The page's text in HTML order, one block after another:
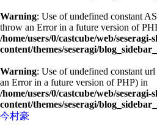
Warning: Use of undefined constant
throw an Error in a future version of
/home/users/0/castcube/web/
content/themes/seseragi/
Warning: Use of undefined constant
an Error in a future version of PHP) in
/home/users/0/castcube/web/
content/themes/seseragi/
今村豪